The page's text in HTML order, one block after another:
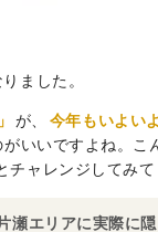
ました。
が、 今年もいよい
いいですよね。こ
ャレンジしてみて
瀬エリアに実際に